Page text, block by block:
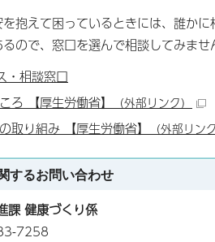
抱えて困っているときには、誰か
ので、窓口を選んで相談してみませ
・相談窓口
ろ 【厚生労働省】
（外部リンク）
取り組み 【厚生労働省】 （外部リンク
するお問い合わせ
課 健康づくり係
7258